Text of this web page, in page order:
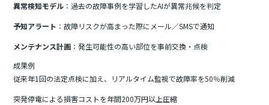
異常検知モデル ：過去の故障事例を学習したAIが異常兆候を判定
予知アラート ：故障リスクが高まった際にメール／SMSで通知
メンテナンス計画 ：発生可能性の高い部位を事前交換・点検
成果例
従来年1回の法定点検に加え、リアルタイム監視で故障率を50％削減
突発停電による損害コストを年間200万円以上圧縮